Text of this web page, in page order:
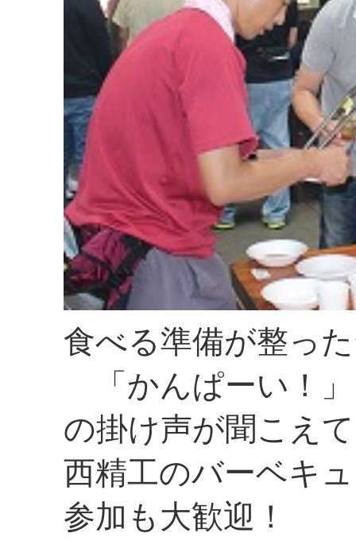
食べる準備が整っ
「かんぱーい！」
の掛け声が聞こえ
西精工のバーベキ
参加も大歓迎！